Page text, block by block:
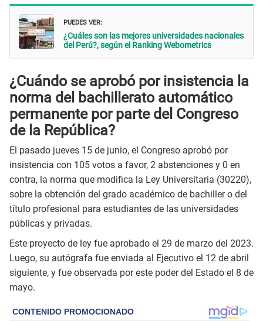
PUEDES VER:
¿Cuáles son las mejores universidades nacionales
del Perú?, según el Ranking Webometrics
¿Cuándo se aprobó por insistencia la
norma del bachillerato automático
permanente por parte del Congreso
de la República?
El pasado jueves 15 de junio, el Congreso aprobó por
insistencia con 105 votos a favor, 2 abstenciones y 0 en
contra, la norma que modifica la Ley Universitaria (30220),
sobre la obtención del grado académico de bachiller o del
título profesional para estudiantes de las universidades
públicas y privadas.
Este proyecto de ley fue aprobado el 29 de marzo del 2023.
Luego, su autógrafa fue enviada al Ejecutivo el 12 de abril
siguiente, y fue observada por este poder del Estado el 8 de
mayo.